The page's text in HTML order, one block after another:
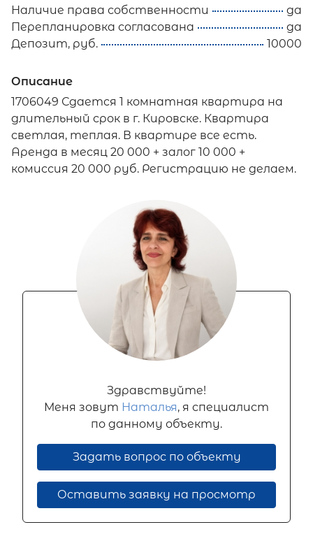
Наличие права собственности
да
Перепланировка согласована
да
Депозит, руб.
10000
Описание
1706049 Сдается 1 комнатная квартира на
длительный срок в г. Кировске. Квартира
светлая, теплая. В квартире все есть.
Аренда в месяц 20 000 + залог 10 000 +
комиссия 20 000 руб. Регистрацию не делаем.
Здравствуйте!
Меня зовут Наталья, я специалист
по данному объекту.
Задать вопрос по объекту
Оставить заявку на просмотр